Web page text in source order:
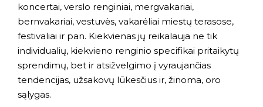
koncertai, verslo renginiai, mergvakariai,
bernvakariai, vestuvės, vakarėliai miestų terasose,
festivaliai ir pan. Kiekvienas jų reikalauja ne tik
individualių, kiekvieno renginio specifikai pritaikytų
sprendimų, bet ir atsižvelgimo į vyraujančias
tendencijas, užsakovų lūkesčius ir, žinoma, oro
sąlygas.